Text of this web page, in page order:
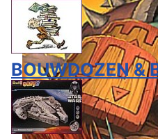
BOUWDOZEN &